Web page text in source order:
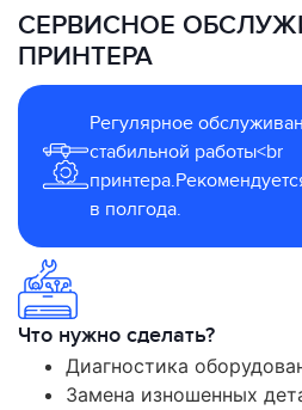
СЕРВИСНОЕ
ПРИНТЕРА
Регулярное
стабильной работы<br
в полгода.
Что нужно сделать?
Диагностика
Замена изношенных